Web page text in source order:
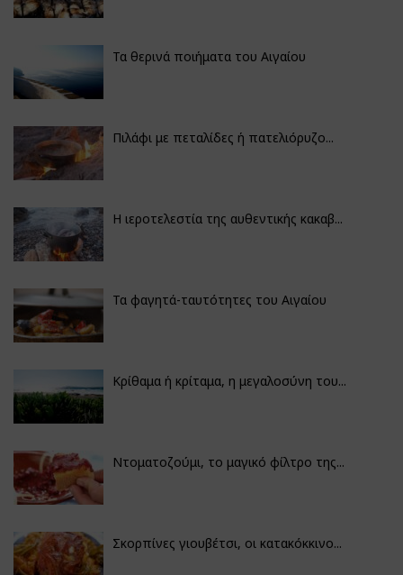
Τα θερινά ποιήματα του Αιγαίου
Πιλάφι με πεταλίδες ή πατελιόρυζο...
Η ιεροτελεστία της αυθεντικής κακαβ...
Τα φαγητά-ταυτότητες του Αιγαίου
Κρίθαμα ή κρίταμα, η μεγαλοσύνη του...
Ντοματοζούμι, το μαγικό φίλτρο της...
Σκορπίνες γιουβέτσι, οι κατακόκκινο...